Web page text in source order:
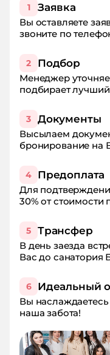
1 Заявка
Вы оставляете
звоните по
2 Подбор
Менеджер
подбирает
3 Документы
Высылаем
бронирование на
4 Предоплата
Для
30% от стоимости
5 Трансфер
В день заезда
Вас до
6 Идеальный
Вы
наша забота!